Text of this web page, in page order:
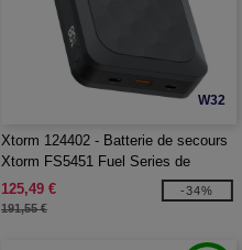
W32
Xtorm 124402 - Batterie de secours
Xtorm FS5451 Fuel Series de
45 000 mAh 67 W
125,49 €
191,55 €
-34%